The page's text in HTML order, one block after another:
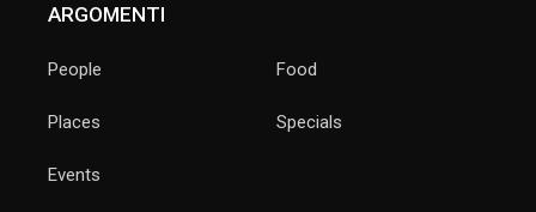
ARGOMENTI
People
Places
Events
Food
Specials